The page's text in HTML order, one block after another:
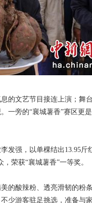
文艺节目接连上演；舞
一旁的“襄城薯香”赛区更
强，以单棵结出13.95斤
荣获“襄城薯香”一等奖。
酸辣粉、透亮滑韧的粉条
少游客驻足挑选，准备与家